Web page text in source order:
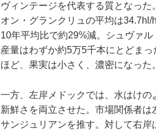
ヴィンテージを代表する質となっ
オン・グランクリュの平均は
10年平均比で約29%減。シュヴァ
産量はわずか約5万5千本にとどま
ほど、果実は小さく、濃密になった。
一方、左岸メドックでは、水はけ
新鮮さを両立させた。市場関係者
サンジュリアンを推す。対して右